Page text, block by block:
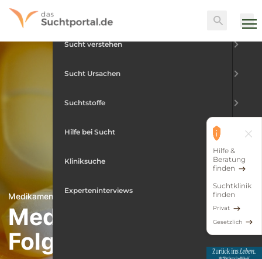
content
Suche
Hilfe &
Beratung
finden
Suchtklinik
finden
Privat
Gesetzlich
Medikamentensucht
Medikamentensucht-
Folgen
Sucht verstehen
Sucht Ursachen
Suchtstoffe
Hilfe bei Sucht
Kliniksuche
Experteninterviews